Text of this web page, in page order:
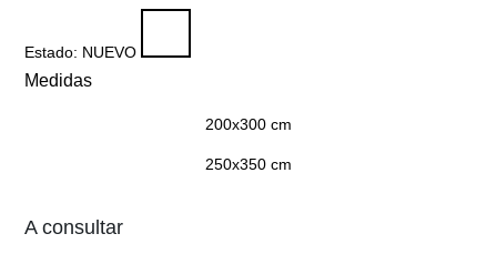
Estado: NUEVO
Medidas
200x300 cm
250x350 cm
A consultar